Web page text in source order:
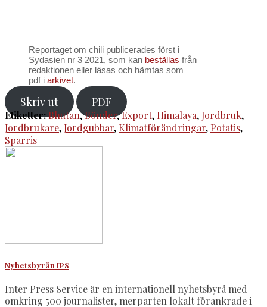
Reportaget om chili publicerades först i
Sydasien nr 3 2021, som kan beställas från
redaktionen eller läsas och hämtas som
pdf i arkivet.
Skriv ut PDF
Etiketter:Bhutan,Bönder,Export, Himalaya, Jordbruk,
Jordbrukare, Jordgubbar, Klimatförändringar, Potatis,
Sparris
Nyhetsbyrån IPS
Inter Press Service är en internationell nyhetsbyrå med
omkring 500 journalister, merparten lokalt förankrade i